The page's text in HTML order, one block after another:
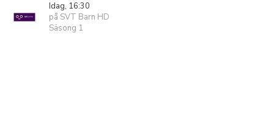
Idag, 16:30
på SVT Barn HD
Säsong 1